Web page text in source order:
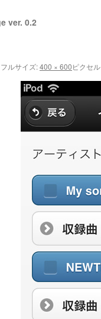
ver. 0.2
フルサイズ:400 × 600ピクセル